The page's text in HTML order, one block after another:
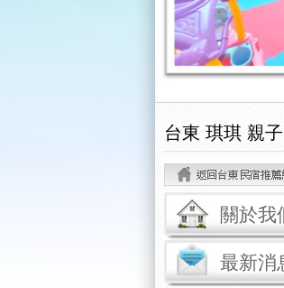
台東 琪琪 親
關於我
最新消